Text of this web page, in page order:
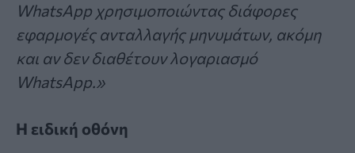
WhatsApp χρησιμοποιώντας διάφορες
εφαρμογές ανταλλαγής μηνυμάτων, ακόμη
και αν δεν διαθέτουν λογαριασμό
WhatsApp.»
Η ειδική οθόνη